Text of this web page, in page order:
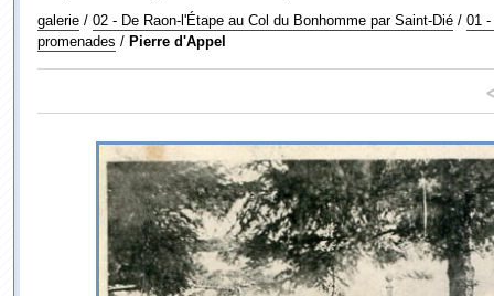
galerie/ 02 - De Raon-l'Étape au Col du Bonhomme par Saint-Dié/ 01 -
promenades / Pierre d'Appel